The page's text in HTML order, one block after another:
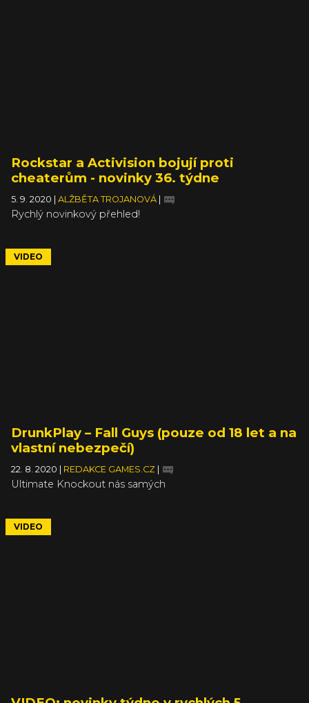
Rockstar a Activision bojují proti
cheaterům - novinky 36. týdne
5. 9. 2020 ALŽBĚTA TROJANOVÁ
Rychlý novinkový přehled!
VIDEO
DrunkPlay – Fall Guys (pouze od 18 let a na
vlastní nebezpečí)
22. 8. 2020 REDAKCE GAMES.CZ
Ultimate Knockout nás samých
VIDEO